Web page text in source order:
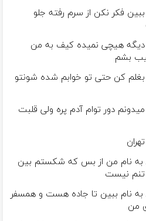
فکر نکن از سرم رفته جلو
دیگه هیچی نمیده کیف به من
بشم
بغلم کن حتی تو خوابم شده شونتو
دور توام آدم پره ولی قلبت
به نام من از بس كه شكستم بین
تنم نیست
به نام ببین تا جاده هست و همسفر
من